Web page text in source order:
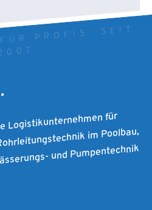
PROFIS. SEIT
Logistikunternehmen für
im Poolbau,
und Pumpentechnik